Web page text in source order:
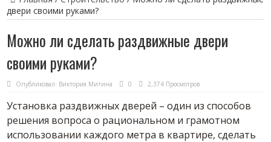
двери своими руками?
Можно ли сделать раздвижные двери
своими руками?
Опубликовал: Виктория Митина 0 2,374 Просмотров
Установка раздвижных дверей – один из способов
решения вопроса о рациональном и грамотном
использовании каждого метра в квартире, сделать